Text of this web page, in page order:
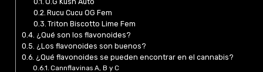
Rucu Cucu OG Fem
Triton Biscotto Lime Fem
¿Qué son los flavonoides?
¿Los flavonoides son buenos?
¿Qué flavonoides se pueden encontrar en el cannabis?
Cannflavinas A, B y C